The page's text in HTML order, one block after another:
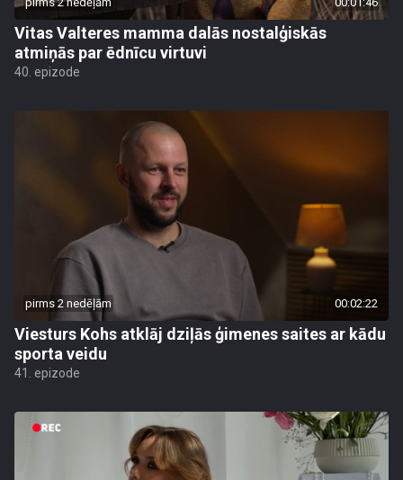
Vitas Valteres mamma dalās nostalģiskās
atmiņās par ēdnīcu virtuvi
40. epizode
pirms 2 nedēļām 00:02:22
Viesturs Kohs atklāj dziļās ģimenes saites ar kādu
sporta veidu
41. epizode